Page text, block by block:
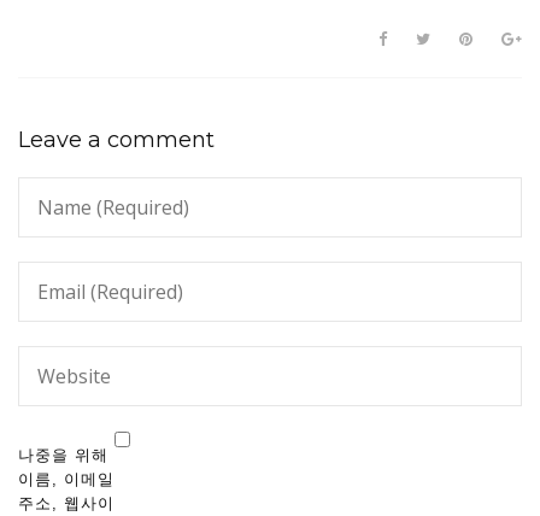
Leave a comment
나중을 위해
이름, 이메일
주소, 웹사이